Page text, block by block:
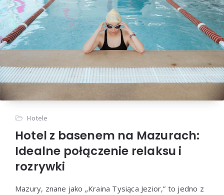
Hotele
Hotel z basenem na Mazurach:
Idealne połączenie relaksu i
rozrywki
Mazury, znane jako „Kraina Tysiąca Jezior,” to jedno z